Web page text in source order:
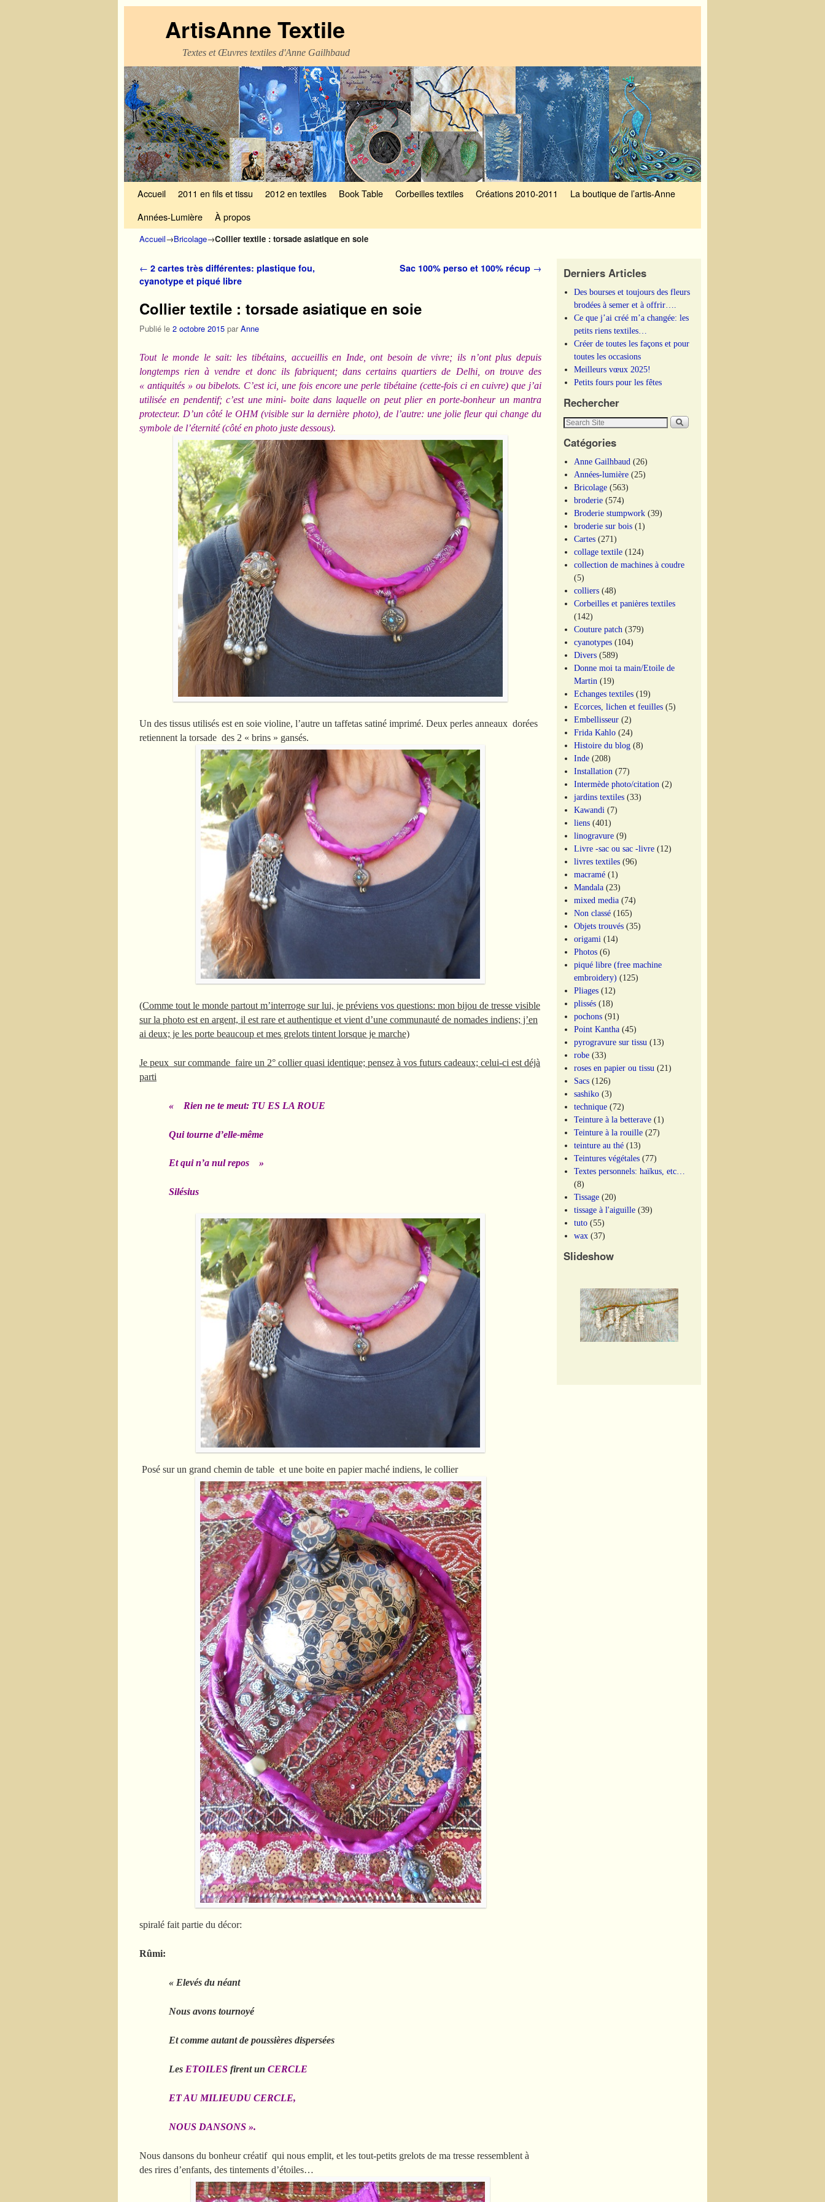
ArtisAnne Textile
Textes et Œuvres textiles d'Anne Gailhbaud
Accueil 2011 en fils et tissu 2012 en textiles Book Table Corbeilles textiles Créations 2010-2011
La boutique de l’artis-Anne
Années-Lumière
À propos
Accueil→Bricolage→Collier textile : torsade asiatique en soie
Navigation des articles
← 2 cartes très différentes: plastique fou,
cyanotype et piqué libre
Sac 100% perso et 100% récup →
Collier textile : torsade asiatique en soie
Publié le 2 octobre 2015 par Anne
Tout le monde le sait: les tibétains, accueillis en Inde, ont besoin de vivre; ils n’ont plus depuis
longtemps rien à vendre et donc ils fabriquent; dans certains quartiers de Delhi, on trouve des
« antiquités » ou bibelots. C’est ici, une fois encore une perle tibétaine (cette-fois ci en cuivre) que j’ai
utilisée en pendentif; c’est une mini- boite dans laquelle on peut plier en porte-bonheur un mantra
protecteur. D’un côté le OHM (visible sur la dernière photo), de l’autre: une jolie fleur qui change du
symbole de l’éternité (côté en photo juste dessous).
Un des tissus utilisés est en soie violine, l’autre un taffetas satiné imprimé. Deux perles anneaux dorées
retiennent la torsade des 2 « brins » gansés.
(Comme tout le monde partout m’interroge sur lui, je préviens vos questions: mon bijou de tresse visible
sur la photo est en argent, il est rare et authentique et vient d’une communauté de nomades indiens; j’en
ai deux; je les porte beaucoup et mes grelots tintent lorsque je marche)
Je peux sur commande faire un 2° collier quasi identique; pensez à vos futurs cadeaux; celui-ci est déjà
parti
« Rien ne te meut: TU ES LA ROUE
Qui tourne d’elle-même
Et qui n’a nul repos »
Silésius
Posé sur un grand chemin de table et une boite en papier maché indiens, le collier
spiralé fait partie du décor:
Rûmi:
« Elevés du néant
Nous avons tournoyé
Et comme autant de poussières dispersées
Les ETOILESfirent un CERCLE
ET AU MILIEUDU CERCLE,
NOUS DANSONS ».
Nous dansons du bonheur créatif qui nous emplit, et les tout-petits grelots de ma tresse ressemblent à
des rires d’enfants, des tintements d’étoiles…
Derniers Articles
Des bourses et toujours des fleurs
brodées à semer et à offrir….
Ce que j’ai créé m’a changée: les
petits riens textiles…
Créer de toutes les façons et pour
toutes les occasions
Meilleurs vœux 2025!
Petits fours pour les fêtes
Rechercher
Catégories
Anne Gailhbaud (26)
Années-lumière (25)
Bricolage (563)
broderie (574)
Broderie stumpwork (39)
broderie sur bois (1)
Cartes (271)
collage textile (124)
collection de machines à coudre
(5)
colliers (48)
Corbeilles et panières textiles
(142)
Couture patch (379)
cyanotypes (104)
Divers (589)
Donne moi ta main/Etoile de
Martin (19)
Echanges textiles (19)
Ecorces, lichen et feuilles (5)
Embellisseur (2)
Frida Kahlo (24)
Histoire du blog (8)
Inde (208)
Installation (77)
Intermède photo/citation (2)
jardins textiles (33)
Kawandi (7)
liens (401)
linogravure (9)
Livre -sac ou sac -livre (12)
livres textiles (96)
macramé (1)
Mandala (23)
mixed media (74)
Non classé (165)
Objets trouvés (35)
origami (14)
Photos (6)
piqué libre (free machine
embroidery) (125)
Pliages (12)
plissés (18)
pochons (91)
Point Kantha (45)
pyrogravure sur tissu (13)
robe (33)
roses en papier ou tissu (21)
Sacs (126)
sashiko (3)
technique (72)
Teinture à la betterave (1)
Teinture à la rouille (27)
teinture au thé (13)
Teintures végétales (77)
Textes personnels: haïkus, etc…
(8)
Tissage (20)
tissage à l'aiguille (39)
tuto (55)
wax (37)
Slideshow